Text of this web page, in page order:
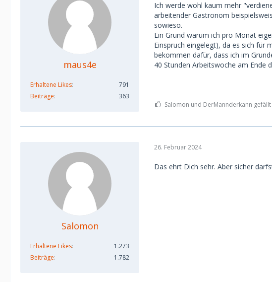
maus4e
Erhaltene Likes
791
Beiträge
363
Ich werde wohl kaum mehr
arbeitender Gastronom
sowieso.
Ein Grund warum ich pro Monat
Einspruch eingelegt), da es sich für
bekommen dafür, dass ich im
40 Stunden Arbeitswoche am Ende
Salomon und DerMannderkann gefällt
Salomon
Erhaltene Likes
1.273
Beiträge
1.782
26. Februar 2024
Das ehrt Dich sehr. Aber sicher